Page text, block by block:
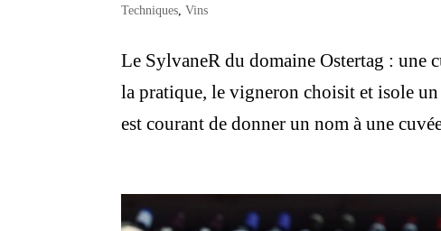
Techniques,Vins
Le SylvaneR du domaine Ostertag : une
la pratique, le vigneron choisit et isole
est courant de donner un nom à une